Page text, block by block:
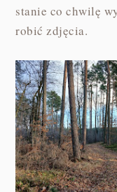
stanie co chwilę
robić zdjęcia.